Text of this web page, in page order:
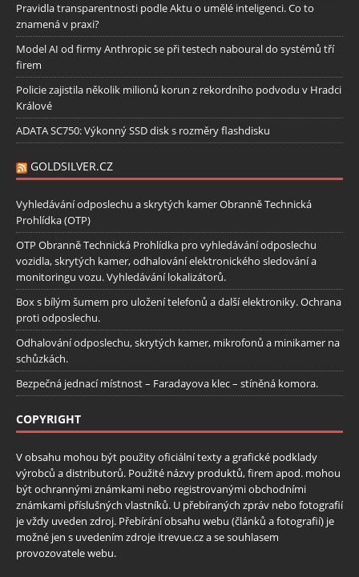
Pravidla transparentnosti podle Aktu o umělé inteligenci. Co to
znamená v praxi?
Model AI od firmy Anthropic se při testech naboural do systémů tří
firem
Policie zajistila několik milionů korun z rekordního podvodu v Hradci
Králové
ADATA SC750: Výkonný SSD disk s rozměry flashdisku
GOLDSILVER.CZ
Vyhledávání odposlechu a skrytých kamer Obranně Technická
Prohlídka (OTP)
OTP Obranně Technická Prohlídka pro vyhledávání odposlechu
vozidla, skrytých kamer, odhalování elektronického sledování a
monitoringu vozu. Vyhledávání lokalizátorů.
Box s bílým šumem pro uložení telefonů a další elektroniky. Ochrana
proti odposlechu.
Odhalování odposlechu, skrytých kamer, mikrofonů a minikamer na
schůzkách.
Bezpečná jednací místnost – Faradayova klec – stíněná komora.
COPYRIGHT
V obsahu mohou být použity oficiální texty a grafické podklady
výrobců a distributorů. Použité názvy produktů, firem apod. mohou
být ochrannými známkami nebo registrovanými obchodními
známkami příslušných vlastníků. U přebíraných zpráv nebo fotografií
je vždy uveden zdroj. Přebírání obsahu webu (článků a fotografií) je
možné jen s uvedením zdroje itrevue.cz a se souhlasem
provozovatele webu.